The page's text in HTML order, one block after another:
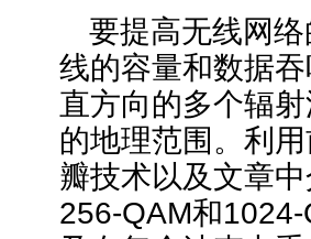
要提高无线网
线的容量和数据
直方向的多个辐
的地理范围。利
瓣技术以及文章
256-QAM和